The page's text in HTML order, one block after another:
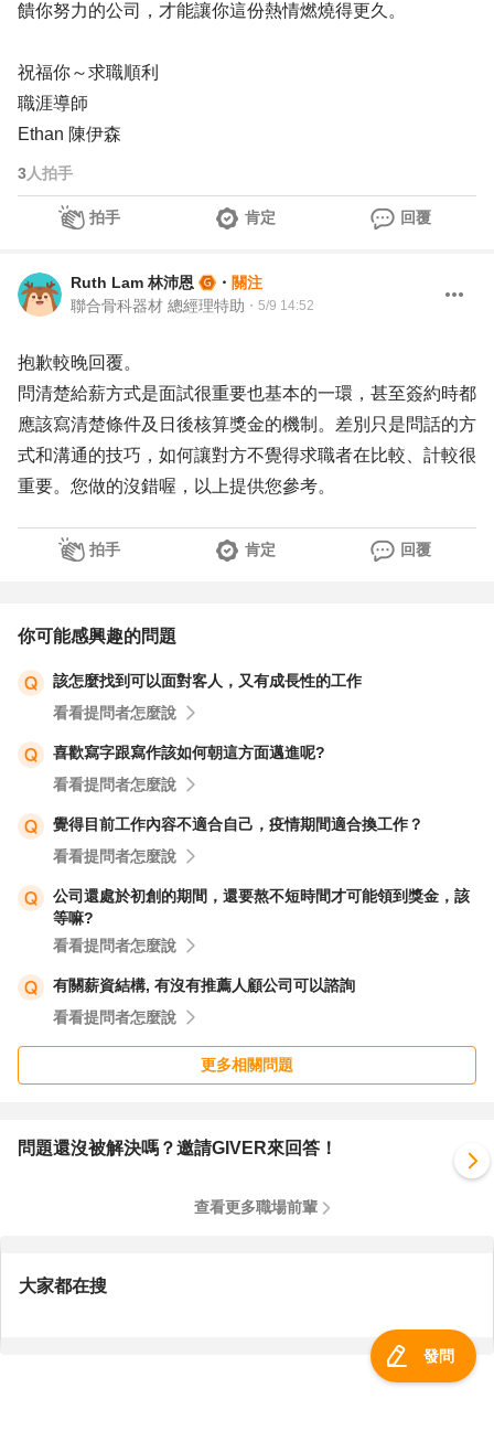
饋你努力的公司，才能讓你這份熱情燃燒得更久。
祝福你～求職順利
職涯導師
Ethan 陳伊森
3人拍手
拍手 肯定 回覆
Ruth Lam 林沛恩 ・ 關注
聯合骨科器材 總經理特助 ・ 5/9 14:52
抱歉較晚回覆。
問清楚給薪方式是面試很重要也基本的一環，甚至簽約時都
應該寫清楚條件及日後核算獎金的機制。差別只是問話的方
式和溝通的技巧，如何讓對方不覺得求職者在比較、計較很
重要。您做的沒錯喔，以上提供您參考。
拍手 肯定 回覆
你可能感興趣的問題
該怎麼找到可以面對客人，又有成長性的工作
看看提問者怎麼說
喜歡寫字跟寫作該如何朝這方面邁進呢?
看看提問者怎麼說
覺得目前工作內容不適合自己，疫情期間適合換工作？
看看提問者怎麼說
公司還處於初創的期間，還要熬不短時間才可能領到獎金，該
等嘛?
看看提問者怎麼說
有關薪資結構, 有沒有推薦人顧公司可以諮詢
看看提問者怎麼說
更多相關問題
問題還沒被解決嗎？邀請GIVER來回答！
查看更多職場前輩
大家都在搜
發問